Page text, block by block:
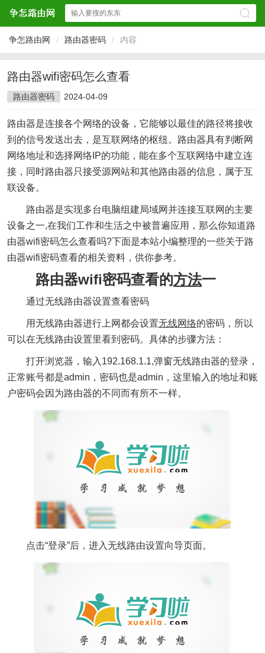
争怎路由网 / 路由器密码 / 内容
路由器wifi密码怎么查看
路由器密码 2024-04-09
路由器是连接各个网络的设备，它能够以最佳的路径将接收
到的信号发送出去，是互联网络的枢纽。路由器具有判断网
网络地址和选择网络IP的功能，能在多个互联网络中建立连
接，同时路由器只接受源网站和其他路由器的信息，属于互
联设备。
路由器是实现多台电脑组建局域网并连接互联网的主要
设备之一,在我们工作和生活之中被普遍应用，那么你知道路
由器wifi密码怎么查看吗?下面是本站小编整理的一些关于路
由器wifi密码查看的相关资料，供你参考。
路由器wifi密码查看的方法一
通过无线路由器设置查看密码
用无线路由器进行上网都会设置无线网络的密码，所以
可以在无线路由设置里看到密码。具体的步骤方法：
打开浏览器，输入192.168.1.1,弹窗无线路由器的登录，
正常账号都是admin，密码也是admin，这里输入的地址和账
户密码会因为路由器的不同而有所不一样。
点击“登录”后，进入无线路由设置向导页面。